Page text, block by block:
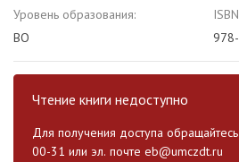
Уровень образования:
ВО
Чтение книги недоступно
Для получения доступа
00-31 или эл. почте eb@umczdt.ru